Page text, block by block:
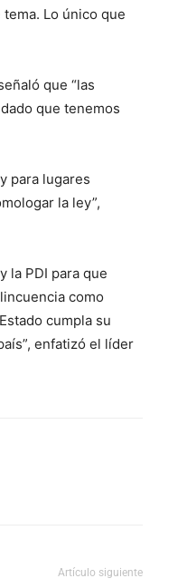
Lo único que
que “las
que tenemos
para lugares
la ley”,
la PDI para que
como
cumpla su
enfatizó el líder
Artículo siguiente